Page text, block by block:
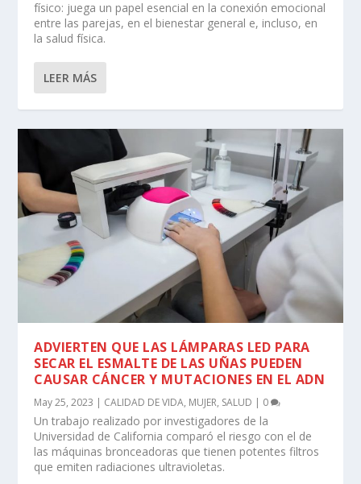
físico: juega un papel esencial en la conexión emocional
entre las parejas, en el bienestar general e, incluso, en
la salud física.
LEER MÁS
ADVIERTEN QUE LAS LÁMPARAS LED PARA
SECAR EL ESMALTE DE LAS UÑAS PUEDEN
CAUSAR CÁNCER Y MUTACIONES EN EL ADN
May 25, 2023 | CALIDAD DE VIDA, MUJER, SALUD | 0
Un trabajo realizado por investigadores de la
Universidad de California comparó el riesgo con el de
las máquinas bronceadoras que tienen potentes filtros
que emiten radiaciones ultravioletas.